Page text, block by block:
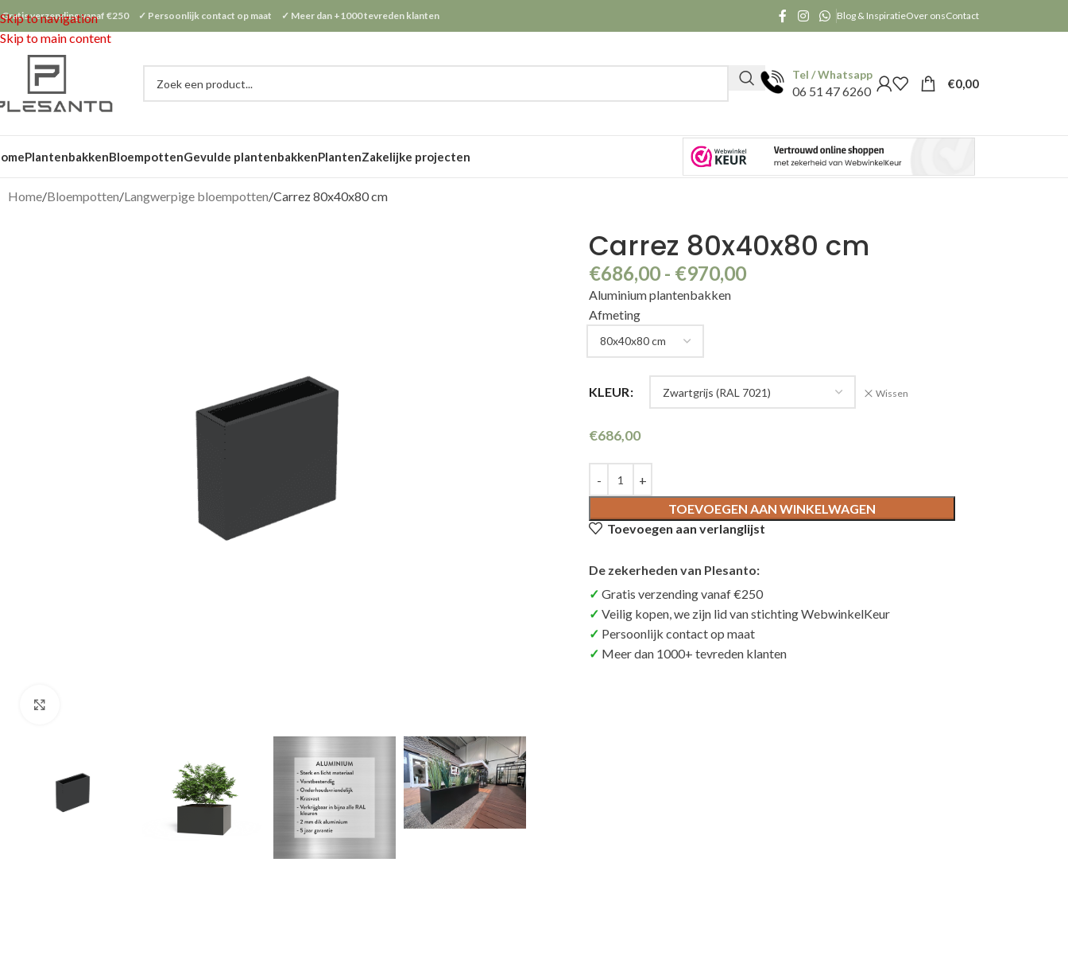
Skip to navigation
Skip to main content
verzending vanaf €250 ✓ Persoonlijk contact op maat ✓ Meer dan +1000 tevreden klanten Blog & InspiratieOver onsContact
Tel / Whatsapp
06 51 47 6260
€0,00
PlantenbakkenBloempottenGevulde plantenbakkenPlantenZakelijke projecten
Home Bloempotten Langwerpige bloempotten Carrez 80x40x80 cm
Carrez 80x40x80 cm
€686,00 - €970,00
Aluminium plantenbakken
Afmeting
KLEUR Wissen
€686,00
TOEVOEGEN AAN WINKELWAGEN
Toevoegen aan verlanglijst
De zekerheden van Plesanto:
Gratis verzending vanaf €250
Veilig kopen, we zijn lid van stichting WebwinkelKeur
Persoonlijk contact op maat
Meer dan 1000+ tevreden klanten